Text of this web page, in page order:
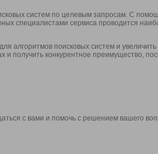
систем по целевым запросам. С
специалистами сервиса проводится
алгоритмов поисковых систем и увеличить
и получить конкурентное преимущество,
с вами и помочь с решением вашего